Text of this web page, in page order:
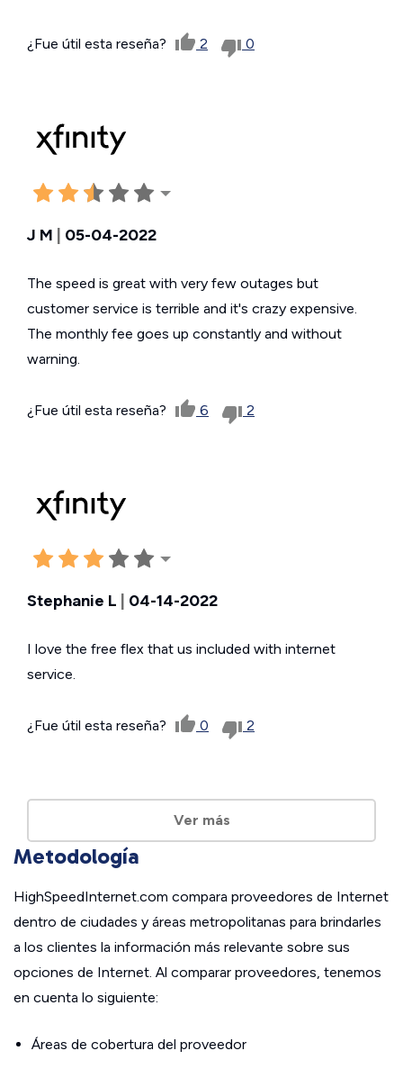
¿Fue útil esta reseña? 2 0
J M | 05-04-2022
The speed is great with very few outages but
customer service is terrible and it's crazy expensive.
The monthly fee goes up constantly and without
warning.
¿Fue útil esta reseña? 6 2
Stephanie L 04-14-2022
I love the free flex that us included with internet
service.
¿Fue útil esta reseña? 0 2
Ver más
Metodología
HighSpeedInternet.com compara proveedores de Internet
dentro de ciudades y áreas metropolitanas para brindarles
a los clientes la información más relevante sobre sus
opciones de Internet. Al comparar proveedores, tenemos
en cuenta lo siguiente:
Áreas de cobertura del proveedor